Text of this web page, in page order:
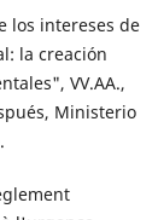
los intereses de
la creación
VV.AA.,
Ministerio